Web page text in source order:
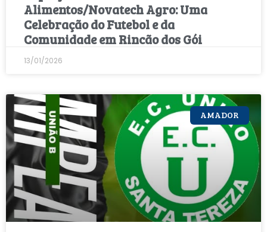
Alimentos/Novatech Agro: Uma
Celebração do Futebol e da
Comunidade em Rincão dos Gói
13/01/2026
AMADOR